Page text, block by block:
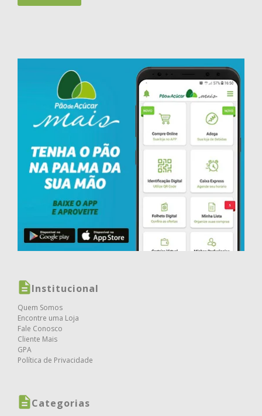
Institucional
Quem Somos
Encontre uma Loja
Fale Conosco
Cliente Mais
GPA
Política de Privacidade
Categorias